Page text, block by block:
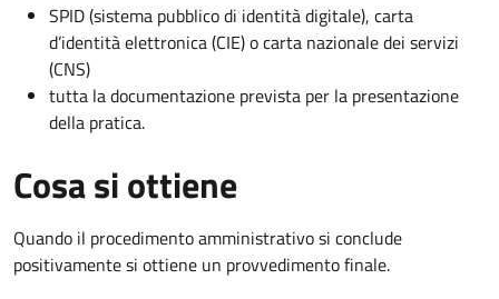
SPID (sistema pubblico di identità digitale), carta
d’identità elettronica (CIE) o carta nazionale dei servizi
(CNS)
tutta la documentazione prevista per la presentazione
della pratica.
Cosa si ottiene
Quando il procedimento amministrativo si conclude
positivamente si ottiene un provvedimento finale.